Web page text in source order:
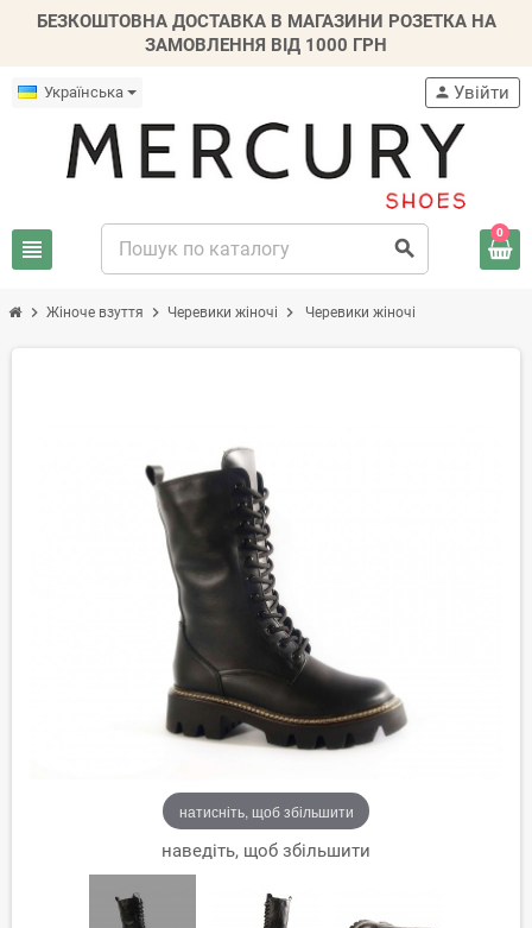
БЕЗКОШТОВНА ДОСТАВКА В МАГАЗИНИ РОЗЕТКА НА
ЗАМОВЛЕННЯ ВІД 1000 ГРН
Українська
view_headline search
person Увійти
0
chevron_right Жіноче взуття chevron_right Черевики жіночі chevron_right Черевики жіночі
натисніть, щоб збільшити
наведіть, щоб збільшити